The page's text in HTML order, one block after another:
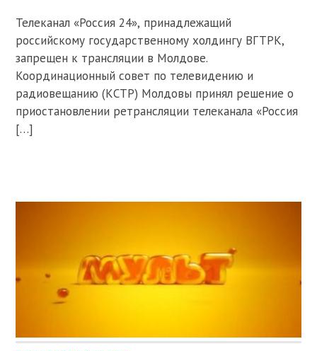
Телеканал «Россия 24», принадлежащий
российскому государственному холдингу ВГТРК,
запрещен к трансляции в Молдове.
Координационный совет по телевидению и
радиовещанию (КСТР) Молдовы принял решение о
приостановлении ретрансляции телеканала «Россия
[…]